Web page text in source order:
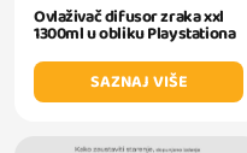
Ovlaživač difusor zraka xxl
1300ml u obliku Playstationa
SAZNAJ VIŠE